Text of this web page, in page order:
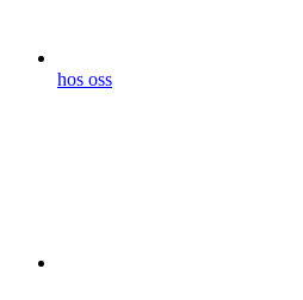
hos oss